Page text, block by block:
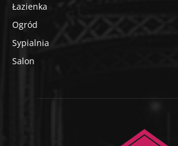
Łazienka
Ogród
Sypialnia
Salon